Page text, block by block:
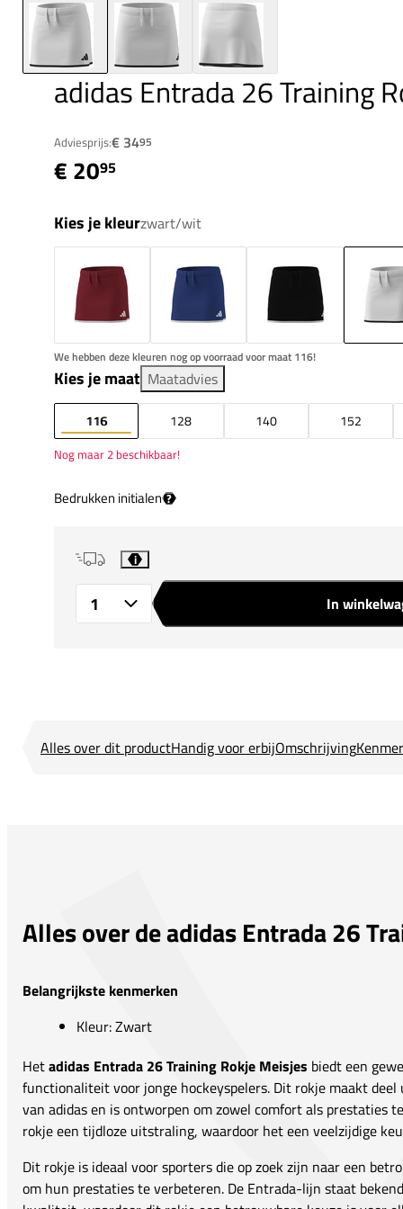
adidas Entrada 26 Training
Adviesprijs:€ 3495
€ 2095
Kies je kleurzwart/wit
We hebben deze kleuren nog op voorraad voor maat 116!
Kies je maat Maatadvies
116 128 140 152
Nog maar 2 beschikbaar!
Bedrukken initialen ?
i
In
Alles over dit productHandig voor erbijOmschrijving
Alles over de adidas Entrada 26
Belangrijkste kenmerken
Kleur: Zwart
Hetadidas Entrada 26 Training Rokje Meisjes biedt een
functionaliteit voor jonge hockeyspelers. Dit rokje maakt
van adidas en is ontworpen om zowel comfort als prestaties
rokje een tijdloze uitstraling, waardoor het een veelzijdige
Dit rokje is ideaal voor sporters die op zoek zijn naar een
om hun prestaties te verbeteren. De Entrada-lijn staat